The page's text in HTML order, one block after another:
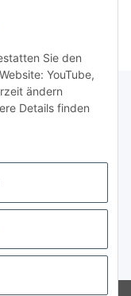
Sie den
YouTube,
ändern
Details finden